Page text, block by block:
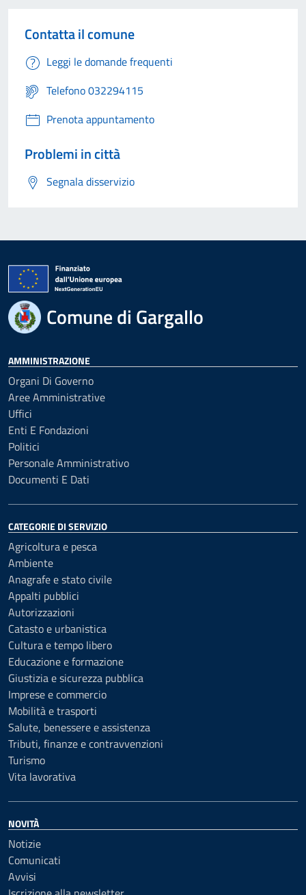
Contatta il comune
Leggi le domande frequenti
Telefono 032294115
Prenota appuntamento
Problemi in città
Segnala disservizio
Comune di Gargallo
AMMINISTRAZIONE
Organi Di Governo
Aree Amministrative
Uffici
Enti E Fondazioni
Politici
Personale Amministrativo
Documenti E Dati
CATEGORIE DI SERVIZIO
Agricoltura e pesca
Ambiente
Anagrafe e stato civile
Appalti pubblici
Autorizzazioni
Catasto e urbanistica
Cultura e tempo libero
Educazione e formazione
Giustizia e sicurezza pubblica
Imprese e commercio
Mobilità e trasporti
Salute, benessere e assistenza
Tributi, finanze e contravvenzioni
Turismo
Vita lavorativa
NOVITÀ
Notizie
Comunicati
Avvisi